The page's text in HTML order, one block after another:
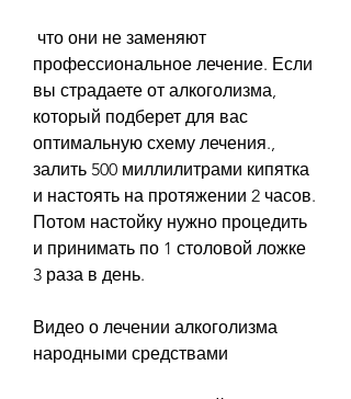
профессиональное лечение. Если
вы страдаете от алкоголизма,
который подберет для вас
оптимальную схему лечения.,
залить 500 миллилитрами кипятка
и настоять на протяжении 2 часов.
Потом настойку нужно процедить
и принимать по 1 столовой ложке
3 раза в день.
Видео о лечении алкоголизма
народными средствами